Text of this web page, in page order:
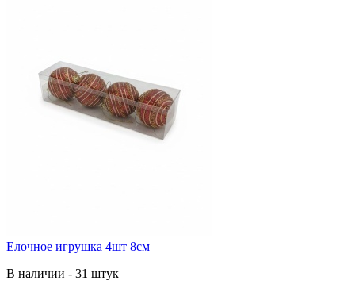
Елочное игрушка 4шт 8см
В наличии - 31 штук